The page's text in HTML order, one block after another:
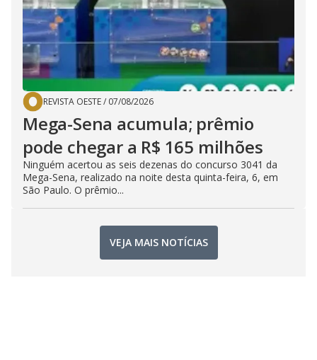
REVISTA OESTE/ 07/08/2026
Mega-Sena acumula; prêmio
pode chegar a R$ 165 milhões
Ninguém acertou as seis dezenas do concurso 3041 da
Mega-Sena, realizado na noite desta quinta-feira, 6, em
São Paulo. O prêmio...
VEJA MAIS NOTÍCIAS